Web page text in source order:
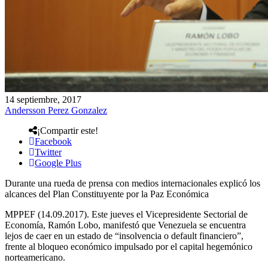
14 septiembre, 2017
Andersson Perez Gonzalez
¡Compartir este!
Facebook
Twitter
Google Plus
Durante una rueda de prensa con medios internacionales explicó los
alcances del Plan Constituyente por la Paz Económica
MPPEF (14.09.2017). Este jueves el Vicepresidente Sectorial de
Economía, Ramón Lobo, manifestó que Venezuela se encuentra
lejos de caer en un estado de “insolvencia o default financiero”,
frente al bloqueo económico impulsado por el capital hegemónico
norteamericano.